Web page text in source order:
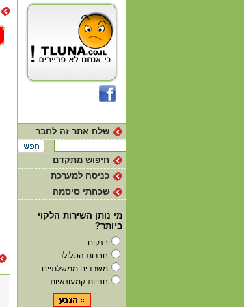
שלח אתר זה לחבר
חיפוש מתקדם
כניסה למערכת
שכחתי סיסמה
מי נותן השירות הלקוי
ביותר?
בנקים
חברות הסלולר
משרדים ממשלתיים
חנויות קמעונאיות